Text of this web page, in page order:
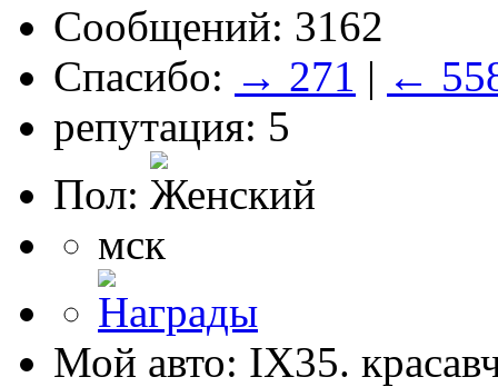
Сообщений: 3162
Спасибо: → 271 | ←
репутация: 5
Пол:
мск
Мой авто: IX35.